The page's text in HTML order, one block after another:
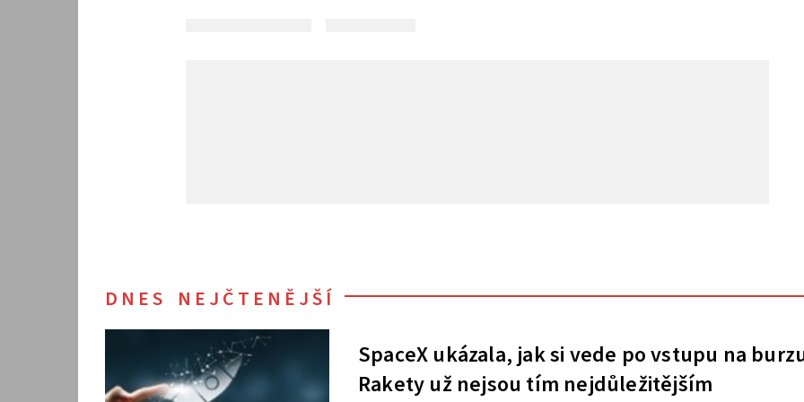
DNES NEJČTENĚJŠÍ
SpaceX ukázala, jak si vede po vstupu na
Rakety už nejsou tím nejdůležitějším